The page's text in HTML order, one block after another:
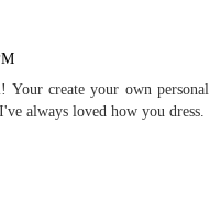
create your own personal
always loved how you dress.